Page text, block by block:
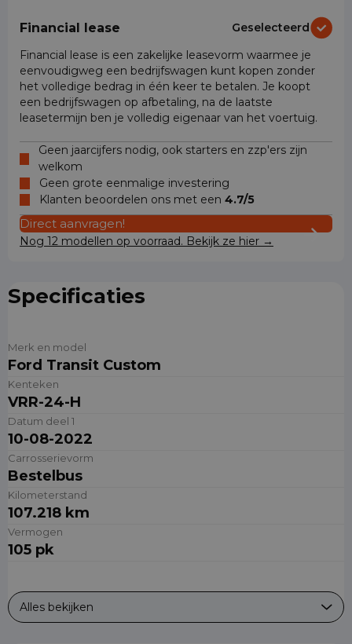
Financial lease
Geselecteerd
Financial lease is een zakelijke leasevorm waarmee je
eenvoudigweg een bedrijfswagen kunt kopen zonder
het volledige bedrag in één keer te betalen. Je koopt
een bedrijfswagen op afbetaling, na de laatste
leasetermijn ben je volledig eigenaar van het voertuig.
Geen jaarcijfers nodig, ook starters en zzp'ers zijn
welkom
Geen grote eenmalige investering
Klanten beoordelen ons met een 4.7/5
Direct aanvragen!
Nog 12 modellen op voorraad. Bekijk ze hier →
Specificaties
Merk en model
Ford Transit Custom
Kenteken
VRR-24-H
Datum deel 1
10-08-2022
Carrosserievorm
Bestelbus
Kilometerstand
107.218 km
Vermogen
105 pk
Alles bekijken